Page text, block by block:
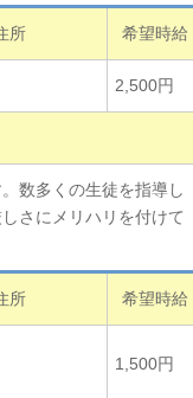
所 希望時給
2,500円
数多くの生徒を指導し
さにメリハリを付けて
所 希望時給
1,500円